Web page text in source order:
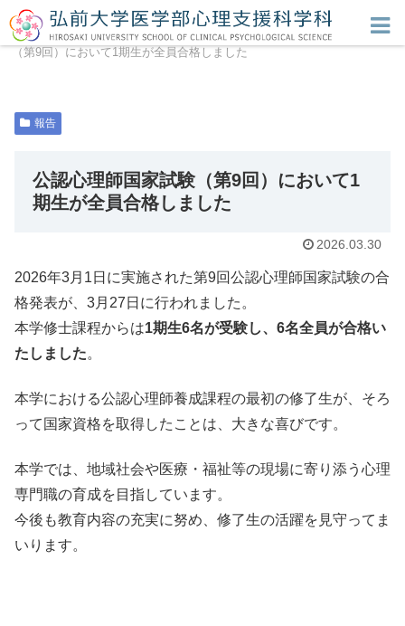
ホーム トピックス 報告
公認心理師国家試験
（第9回）において1期生が全員合格しました
報告
公認心理師国家試験（第9回）において1
期生が全員合格しました
2026.03.30
2026年3月1日に実施された第9回公認心理師国家試験の合
格発表が、3月27日に行われました。
本学修士課程からは1期生6名が受験し、6名全員が合格い
たしました。
本学における公認心理師養成課程の最初の修了生が、そろ
って国家資格を取得したことは、大きな喜びです。
本学では、地域社会や医療・福祉等の現場に寄り添う心理
専門職の育成を目指しています。
今後も教育内容の充実に努め、修了生の活躍を見守ってま
いります。